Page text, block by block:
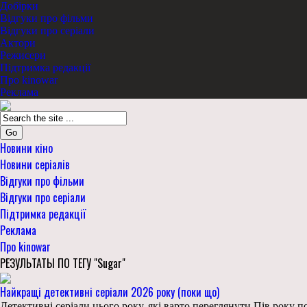
Добірки
Відгуки про фільми
Відгуки про серіали
Актори
Режисери
Підтримка редакції
Про kinowar
Реклама
Go
Новини кіно
Новини серіалів
Відгуки про фільми
Відгуки про серіали
Підтримка редакції
Реклама
Про kinowar
РЕЗУЛЬТАТЫ ПО ТЕГУ "Sugar"
Найкращі детективні серіали 2026 року (поки що)